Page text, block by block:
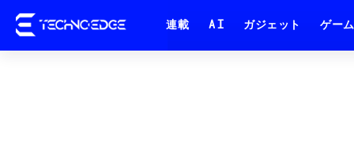
連載 AI ガジェット ゲーム